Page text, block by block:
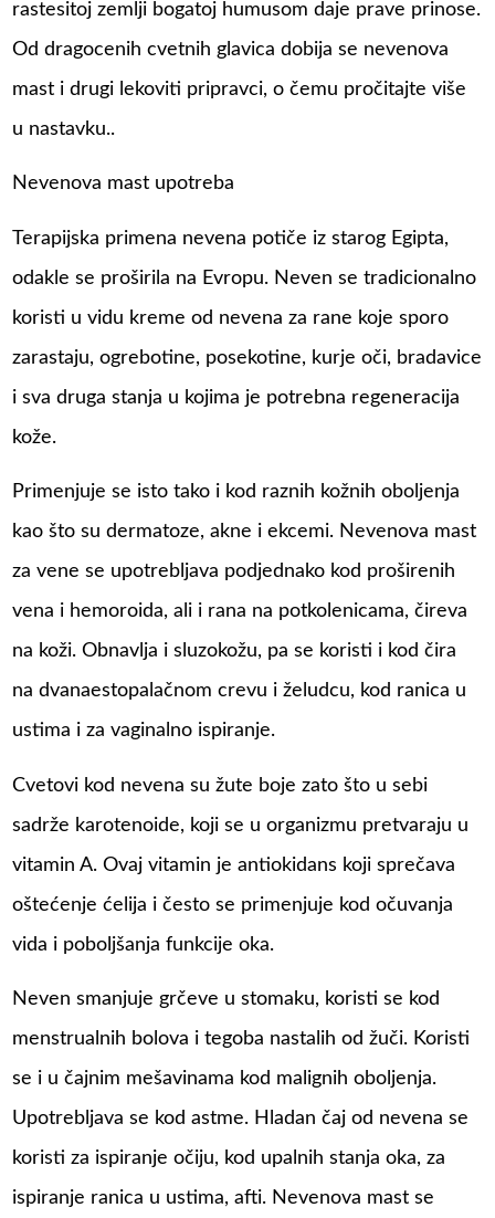
rastesitoj zemlji bogatoj humusom daje prave prinose.
Od dragocenih cvetnih glavica dobija se nevenova
mast i drugi lekoviti pripravci, o čemu pročitajte više
u nastavku..
Nevenova mast upotreba
Terapijska primena nevena potiče iz starog Egipta,
odakle se proširila na Evropu. Neven se tradicionalno
koristi u vidu kreme od nevena za rane koje sporo
zarastaju, ogrebotine, posekotine, kurje oči, bradavice
i sva druga stanja u kojima je potrebna regeneracija
kože.
Primenjuje se isto tako i kod raznih kožnih oboljenja
kao što su dermatoze, akne i ekcemi. Nevenova mast
za vene se upotrebljava podjednako kod proširenih
vena i hemoroida, ali i rana na potkolenicama, čireva
na koži. Obnavlja i sluzokožu, pa se koristi i kod čira
na dvanaestopalačnom crevu i želudcu, kod ranica u
ustima i za vaginalno ispiranje.
Cvetovi kod nevena su žute boje zato što u sebi
sadrže karotenoide, koji se u organizmu pretvaraju u
vitamin A. Ovaj vitamin je antiokidans koji sprečava
oštećenje ćelija i često se primenjuje kod očuvanja
vida i poboljšanja funkcije oka.
Neven smanjuje grčeve u stomaku, koristi se kod
menstrualnih bolova i tegoba nastalih od žuči. Koristi
se i u čajnim mešavinama kod malignih oboljenja.
Upotrebljava se kod astme. Hladan čaj od nevena se
koristi za ispiranje očiju, kod upalnih stanja oka, za
ispiranje ranica u ustima, afti. Nevenova mast se